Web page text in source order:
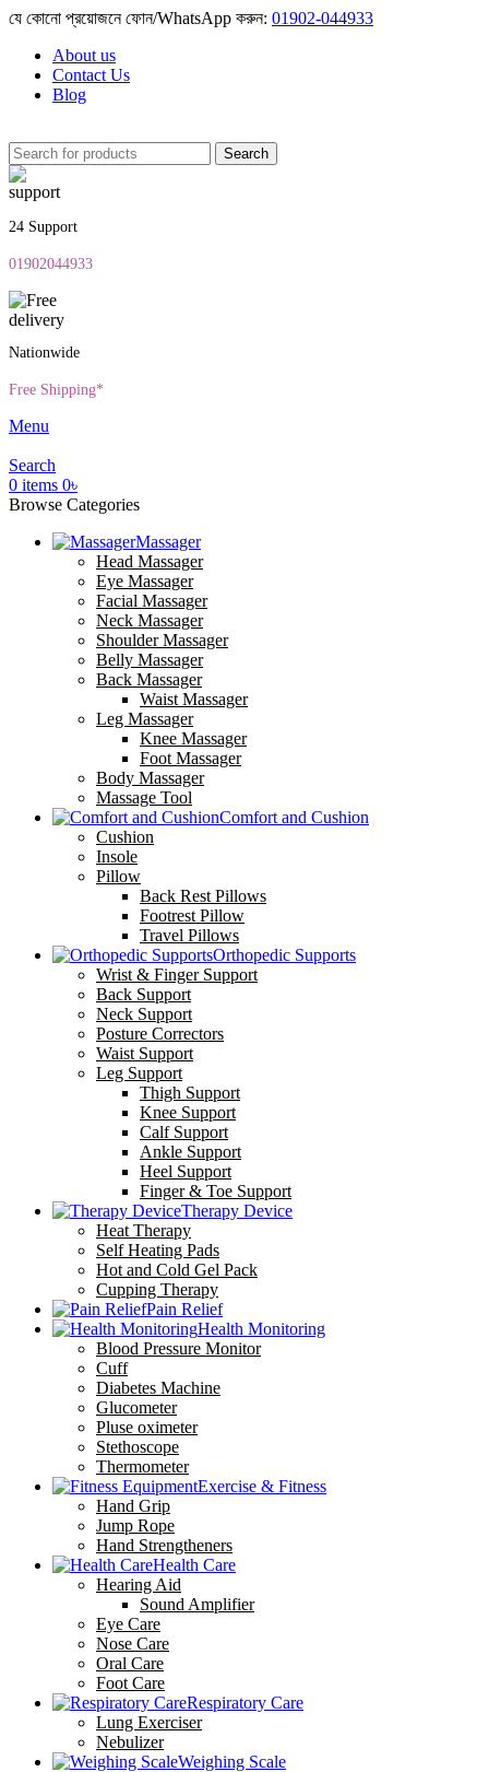
যে কোনো প্রয়োজনে ফোন/WhatsApp করুন: 01902-044933
About us
Contact Us
Blog
Search
24 Support
01902044933
Nationwide
Free Shipping*
Menu
Search
0 items 0৳
Browse Categories
Massager
Head Massager
Eye Massager
Facial Massager
Neck Massager
Shoulder Massager
Belly Massager
Back Massager
Waist Massager
Leg Massager
Knee Massager
Foot Massager
Body Massager
Massage Tool
Comfort and Cushion
Cushion
Insole
Pillow
Back Rest Pillows
Footrest Pillow
Travel Pillows
Orthopedic Supports
Wrist & Finger Support
Back Support
Neck Support
Posture Correctors
Waist Support
Leg Support
Thigh Support
Knee Support
Calf Support
Ankle Support
Heel Support
Finger & Toe Support
Therapy Device
Heat Therapy
Self Heating Pads
Hot and Cold Gel Pack
Cupping Therapy
Pain Relief
Health Monitoring
Blood Pressure Monitor
Cuff
Diabetes Machine
Glucometer
Pluse oximeter
Stethoscope
Thermometer
Exercise & Fitness
Hand Grip
Jump Rope
Hand Strengtheners
Health Care
Hearing Aid
Sound Amplifier
Eye Care
Nose Care
Oral Care
Foot Care
Respiratory Care
Lung Exerciser
Nebulizer
Weighing Scale